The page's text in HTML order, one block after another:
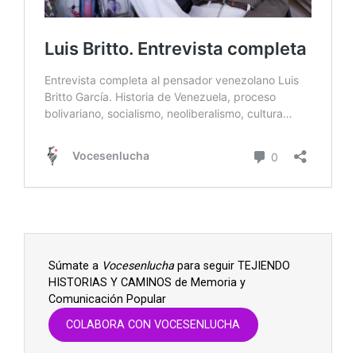
Súmate a Vocesenluchapara seguir TEJIENDO
HISTORIAS Y CAMINOS de Memoria y
Comunicación Popular
COLABORA CON VOCESENLUCHA